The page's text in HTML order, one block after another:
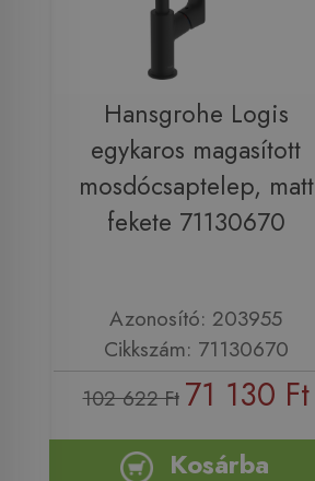
Hansgrohe Logis
egykaros magasított
mosdócsaptelep, matt
fekete 71130670
Azonosító: 203955
Cikkszám: 71130670
102 622 Ft 71 130 Ft
Kosárba